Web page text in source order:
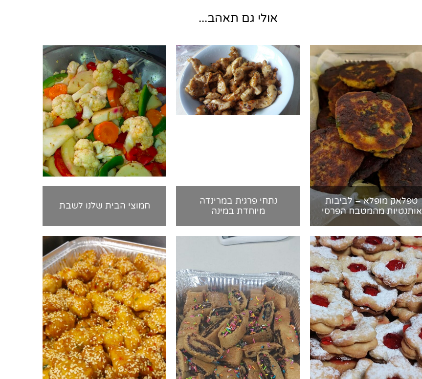
אולי גם תאהב...
טפלאק מופלא – לביבות
אותנטיות מהמטבח הפרסי
נתחי פרגית במרינדה
מיוחדת במינה
חמוצי הבית שלנו לשבת